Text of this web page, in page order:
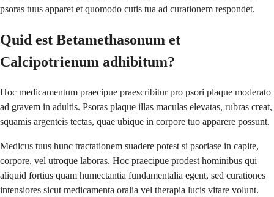
psoras tuus apparet et quomodo cutis tua ad curationem respondet.
Quid est Betamethasonum et
Calcipotrienum adhibitum?
Hoc medicamentum praecipue praescribitur pro psori plaque moderato
ad gravem in adultis. Psoras plaque illas maculas elevatas, rubras creat,
squamis argenteis tectas, quae ubique in corpore tuo apparere possunt.
Medicus tuus hunc tractationem suadere potest si psoriase in capite,
corpore, vel utroque laboras. Hoc praecipue prodest hominibus qui
aliquid fortius quam humectantia fundamentalia egent, sed curationes
intensiores sicut medicamenta oralia vel therapia lucis vitare volunt.